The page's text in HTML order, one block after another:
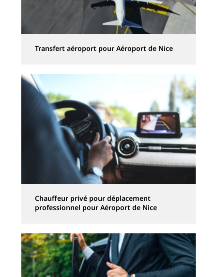
Transfert aéroport pour Aéroport de Nice
Chauffeur privé pour déplacement
professionnel pour Aéroport de Nice